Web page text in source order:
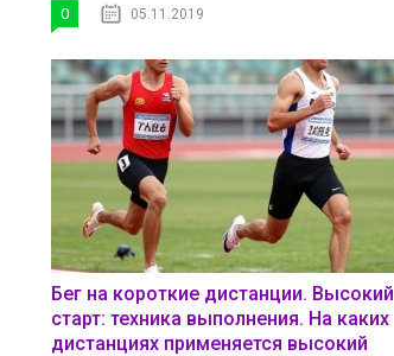
0 05.11.2019
Бег на короткие дистанции. Высокий
старт: техника выполнения. На каких
дистанциях применяется высокий